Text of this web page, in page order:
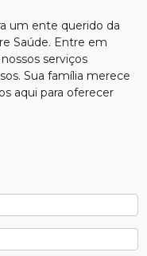
um ente querido da
Saúde. Entre em
serviços
Sua família merece
aqui para oferecer